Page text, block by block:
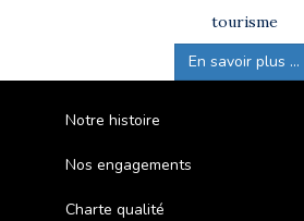
tourisme
En savoir plus ...
Notre histoire
Nos engagements
Charte qualité